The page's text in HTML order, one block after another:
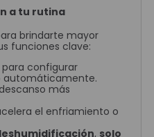
a tu rutina
brindarte mayor
funciones clave:
para configurar
automáticamente.
más
el enfriamiento o
, solo